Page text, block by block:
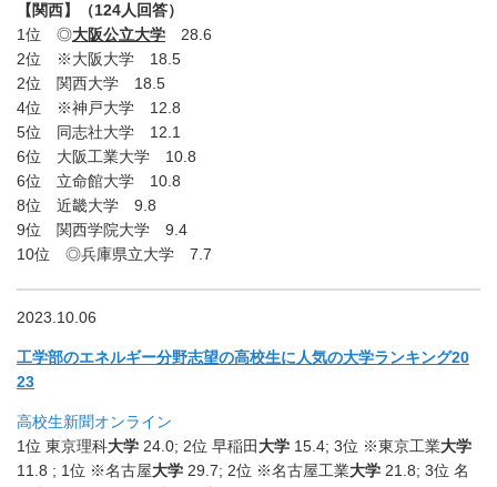
【関西】（124人回答）
1位 ◎大阪公立大学 28.6
2位 ※大阪大学 18.5
2位 関西大学 18.5
4位 ※神戸大学 12.8
5位 同志社大学 12.1
6位 大阪工業大学 10.8
6位 立命館大学 10.8
8位 近畿大学 9.8
9位 関西学院大学 9.4
10位 ◎兵庫県立大学 7.7
2023.10.06
工学部のエネルギー分野志望の高校生に人気の大学ランキング20
23
高校生新聞オンライン
1位 東京理科大学 24.0; 2位 早稲田 大学 15.4; 3位 ※東京工業大学
11.8 ; 1位 ※名古屋大学 29.7; 2位 ※名古屋工業大学 21.8; 3位 名